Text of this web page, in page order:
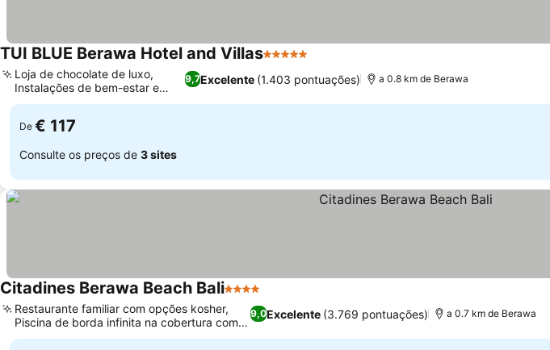
TUI BLUE Berawa Hotel and Villas5 Estrelas
9,7Excelente (1.403 pontuações)
Loja de chocolate de luxo,
Instalações de bem-estar e
fitness
a 0.8 km de Berawa
De € 117
Consulte os preços de 3 sites
Citadines Berawa Beach Bali4 Estrelas
9,0Excelente (3.769 pontuações)
Restaurante familiar com opções kosher,
Piscina de borda infinita na cobertura com
vista para o mar
a 0.7 km de Berawa